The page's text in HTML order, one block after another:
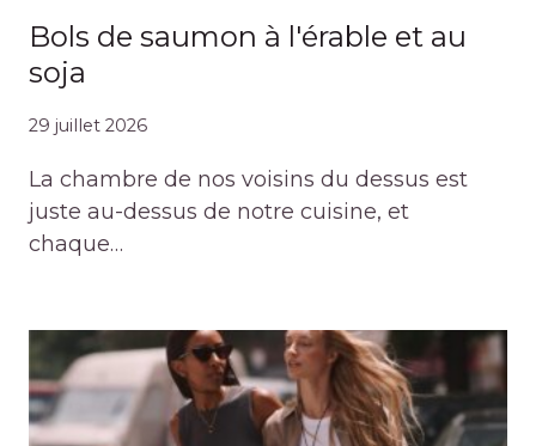
Bols de saumon à l'érable et au
soja
29 juillet 2026
La chambre de nos voisins du dessus est
juste au-dessus de notre cuisine, et
chaque…